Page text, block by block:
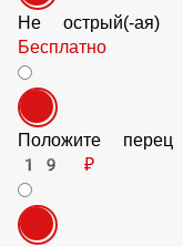
Не острый(-ая)
Бесплатно
Положите перец